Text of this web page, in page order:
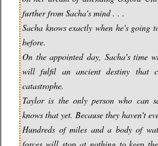
further from Sacha's mind . . .
Sacha knows exactly when he's going
before.
On the appointed day, Sacha's time
will fulfil an ancient destiny that
catastrophe.
Taylor is the only person who can
knows that yet. Because they haven't
Hundreds of miles and a body of